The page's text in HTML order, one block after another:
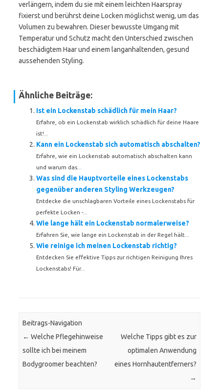
verlängern, indem du sie mit einem leichten Haarspray
fixierst und berührst deine Locken möglichst wenig, um das
Volumen zu bewahren. Dieser bewusste Umgang mit
Temperatur und Schutz macht den Unterschied zwischen
beschädigtem Haar und einem langanhaltenden, gesund
aussehenden Styling.
Ähnliche Beiträge:
Ist ein Lockenstab schädlich für mein Haar?
Erfahre, ob ein Lockenstab wirklich schädlich für deine Haare
ist!...
Kann ein Lockenstab sich automatisch abschalten?
Erfahre, wie ein Lockenstab automatisch abschalten kann
und warum das...
Was sind die Hauptvorteile eines Lockenstabs
gegenüber anderen Styling Werkzeugen?
Entdecke die unschlagbaren Vorteile eines Lockenstabs für
perfekte Locken -...
Wie lange hält ein Lockenstab normalerweise?
Erfahren Sie, wie lange ein Lockenstab in der Regel hält...
Wie reinige ich meinen Lockenstab richtig?
Entdecken Sie effektive Tipps zur richtigen Reinigung Ihres
Lockenstabs! Für...
Beitrags-Navigation
← Welche Pflegehinweise
sollte ich bei meinem
Bodygroomer beachten?
Welche Tipps gibt es zur
optimalen Anwendung
eines Hornhautentferners?
→